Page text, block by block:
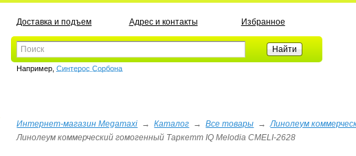
Доставка и подъем Адрес и контакты Избранное
Например,Синтерос Сорбона
Интернет-магазин Megamaxi →Каталог →Все товары →Линолеум
Линолеум коммерческий гомогенный Таркетт IQ Melodia CMELI-2628